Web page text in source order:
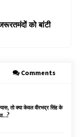
को बांटी
Comments
तो क्या केवल वीरभद्र सिंह के